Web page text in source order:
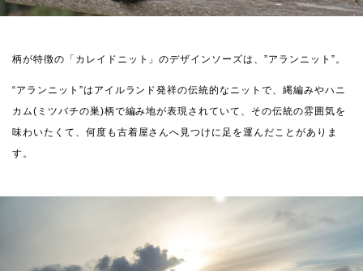
柄が特徴の「カレイドニット」のデザインソーズは、”アランニット”。
“アランニット”はアイルランド発祥の伝統的なニットで、縄編みやハニ
カム(ミツバチの巣)柄で編み地が表現されていて、その伝統の雰囲気を
味わいたくて、何度も古着屋さんへ見つけに足を運んだことがありま
す。